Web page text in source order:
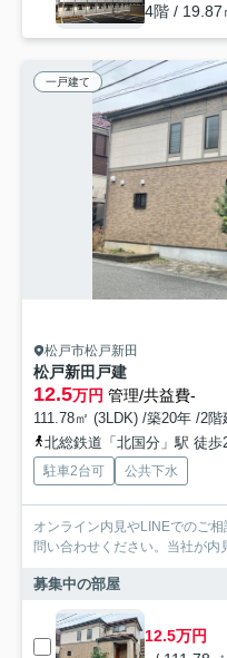
4階 / 19.87
一戸建て
松戸市松戸新田
松戸新田戸建
12.5万円 管理/共益費-
111.78㎡ (3LDK) /築20年 /2階
北総鉄道「北国分」駅 徒歩
駐車2台可 公共下水
オンライン内見やLINEでのご
問い合わせください。当社が内
募集中の部屋
12.5万円